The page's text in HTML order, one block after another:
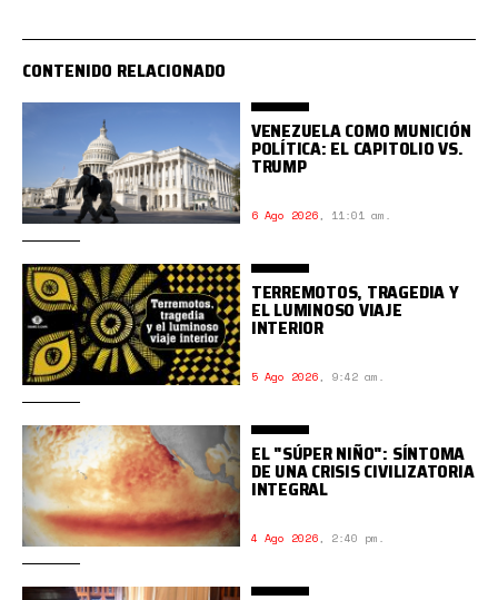
CONTENIDO RELACIONADO
VENEZUELA COMO MUNICIÓN
POLÍTICA: EL CAPITOLIO VS.
TRUMP
6 Ago 2026, 11:01 am.
TERREMOTOS, TRAGEDIA Y
EL LUMINOSO VIAJE
INTERIOR
5 Ago 2026, 9:42 am.
EL "SÚPER NIÑO": SÍNTOMA
DE UNA CRISIS CIVILIZATORIA
INTEGRAL
4 Ago 2026, 2:40 pm.